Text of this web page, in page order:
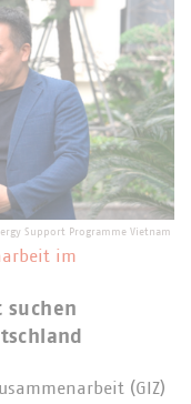
Support Programme Vietnam
im
suchen
(GIZ)